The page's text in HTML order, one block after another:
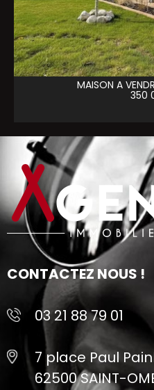
MAISON A
350
CONTACTEZ NOUS !
03 21 88 79 01
7 place Paul
62500 SAINT-